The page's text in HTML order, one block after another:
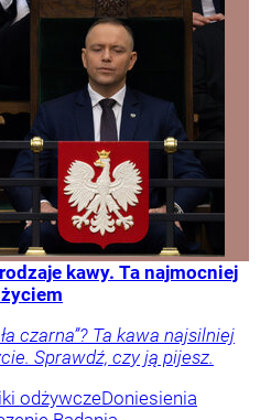
kawy. Ta najmocniej
czarna”? Ta kawa najsilniej
Sprawdź, czy ją pijesz.
odżywczeDoniesienia